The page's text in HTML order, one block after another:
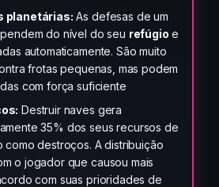
planetárias: As defesas de um
do nível do seu refúgio e
automaticamente. São muito
frotas pequenas, mas podem
com força suficiente
Destruir naves gera
35% dos seus recursos de
como destroços. A distribuição
o jogador que causou mais
com suas prioridades de